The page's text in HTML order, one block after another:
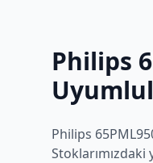
Philips
Philips